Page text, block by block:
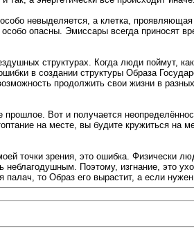
невыделяется, а клетка,
опасны. Эмиссары всегда
структурах. Когда люди поймут,
в создании структуры Образа
продолжить свои жизни в
Вот и получается
на месте, вы будите кружиться на
точки зрения, это ошибка. Физически
Поэтому, изгнание, это
то Образ его вырастит, а если нужен